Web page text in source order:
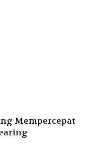
Mempercepat